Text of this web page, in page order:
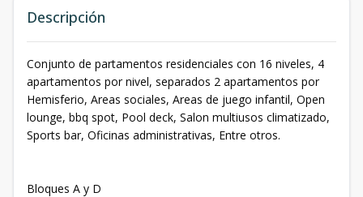
Descripción
Conjunto de partamentos residenciales con 16 niveles, 4
apartamentos por nivel, separados 2 apartamentos por
Hemisferio, Areas sociales, Areas de juego infantil, Open
lounge, bbq spot, Pool deck, Salon multiusos climatizado,
Sports bar, Oficinas administrativas, Entre otros.
Bloques A y D